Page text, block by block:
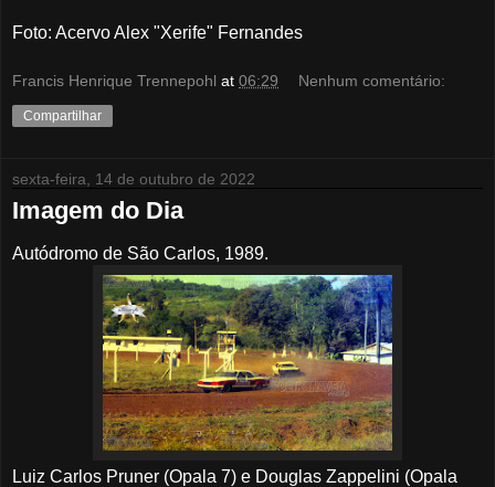
Foto: Acervo Alex "Xerife" Fernandes
Francis Henrique Trennepohl at 06:29 Nenhum comentário:
Compartilhar
sexta-feira, 14 de outubro de 2022
Imagem do Dia
Autódromo de São Carlos, 1989.
Luiz Carlos Pruner (Opala 7) e Douglas Zappelini (Opala